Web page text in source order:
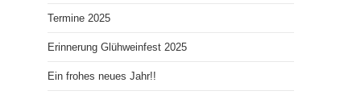
Termine 2025
Erinnerung Glühweinfest 2025
Ein frohes neues Jahr!!